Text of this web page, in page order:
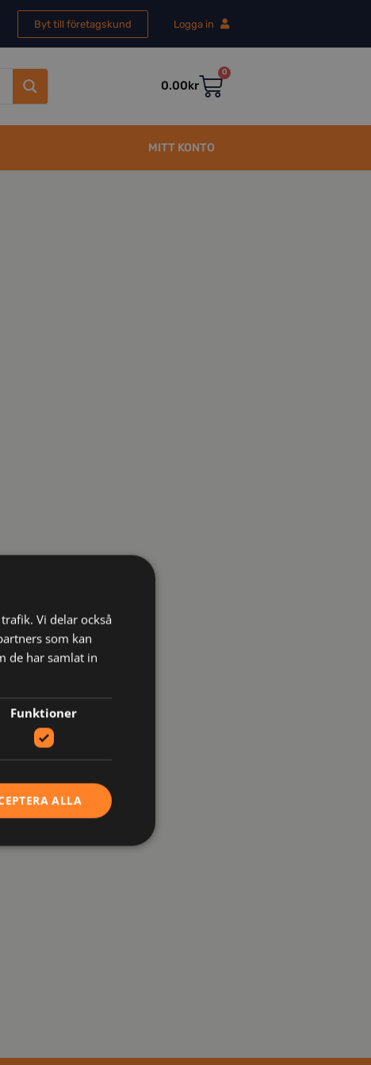
Byt till företagskund Logga in
0.00kr
0
MITT KONTO
Vi delar också
som kan
de har samlat in
Funktioner
ALLA